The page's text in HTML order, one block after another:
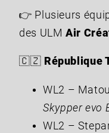
👉 Plusieurs
des ULMAir
🇨🇿 République
WL2 –
Skypper evo
WL2 –